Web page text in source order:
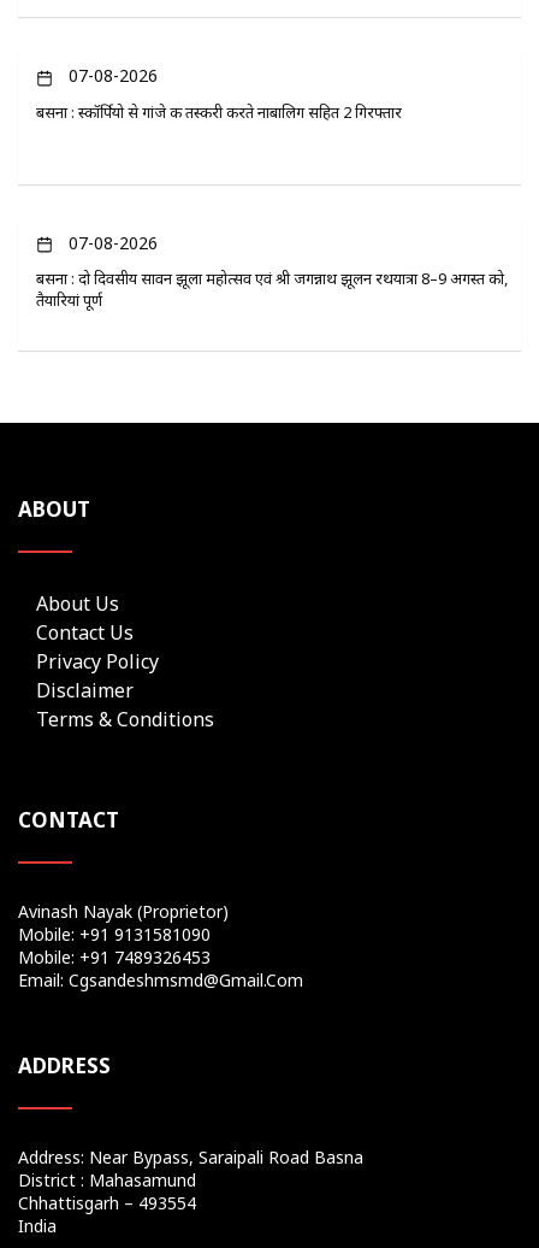
07-08-2026
बसना : स्कॉर्पियो से गांजे की तस्करी करते नाबालिग सहित 2 गिरफ्तार
07-08-2026
बसना : दो दिवसीय सावन झूला महोत्सव एवं श्री जगन्नाथ झूलन रथयात्रा 8–9 अगस्त को,
तैयारियां पूर्ण
ABOUT
About Us
Contact Us
Privacy Policy
Disclaimer
Terms & Conditions
CONTACT
Avinash Nayak (Proprietor)
Mobile: +91 9131581090
Mobile: +91 7489326453
Email: Cgsandeshmsmd@gmail.com
ADDRESS
Address: Near Bypass, Saraipali Road Basna
District : Mahasamund
Chhattisgarh – 493554
India